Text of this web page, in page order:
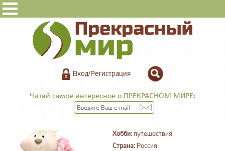
Вход/Регистрация
Читай самое интересное о ПРЕКРАСНОМ МИРЕ:
Хобби:путешествия
Страна: Россия